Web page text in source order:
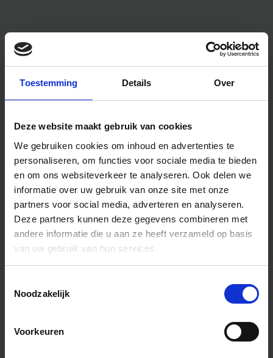
Toestemming Details Over
Deze website maakt gebruik van cookies
We gebruiken cookies om inhoud en advertenties te
personaliseren, om functies voor sociale media te bieden
en om ons websiteverkeer te analyseren. Ook delen we
informatie over uw gebruik van onze site met onze
partners voor social media, adverteren en analyseren.
Deze partners kunnen deze gegevens combineren met
andere informatie die u aan ze heeft verzameld op basis
van uw gebruik van hun services.
Noodzakelijk
Voorkeuren
Algemene informatie